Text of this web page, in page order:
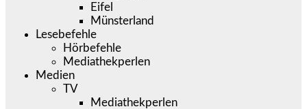
Eifel
Münsterland
Lesebefehle
Hörbefehle
Mediathekperlen
Medien
TV
Mediathekperlen